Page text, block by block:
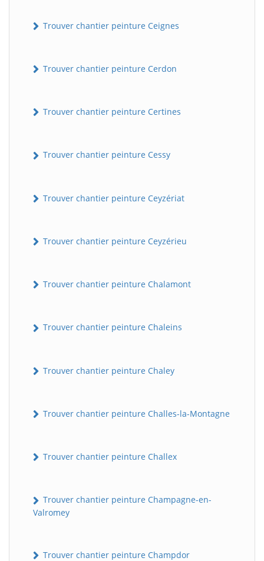
Trouver chantier peinture Ceignes
Trouver chantier peinture Cerdon
Trouver chantier peinture Certines
Trouver chantier peinture Cessy
Trouver chantier peinture Ceyzériat
Trouver chantier peinture Ceyzérieu
Trouver chantier peinture Chalamont
Trouver chantier peinture Chaleins
Trouver chantier peinture Chaley
Trouver chantier peinture Challes-la-Montagne
Trouver chantier peinture Challex
Trouver chantier peinture Champagne-en-
Valromey
Trouver chantier peinture Champdor